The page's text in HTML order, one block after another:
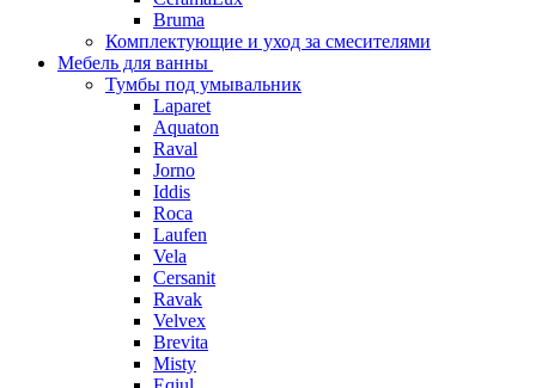
Bruma
Комплектующие и уход за смесителями
Мебель для ванны
Тумбы под умывальник
Laparet
Aquaton
Raval
Jorno
Iddis
Roca
Laufen
Vela
Cersanit
Ravak
Velvex
Brevita
Misty